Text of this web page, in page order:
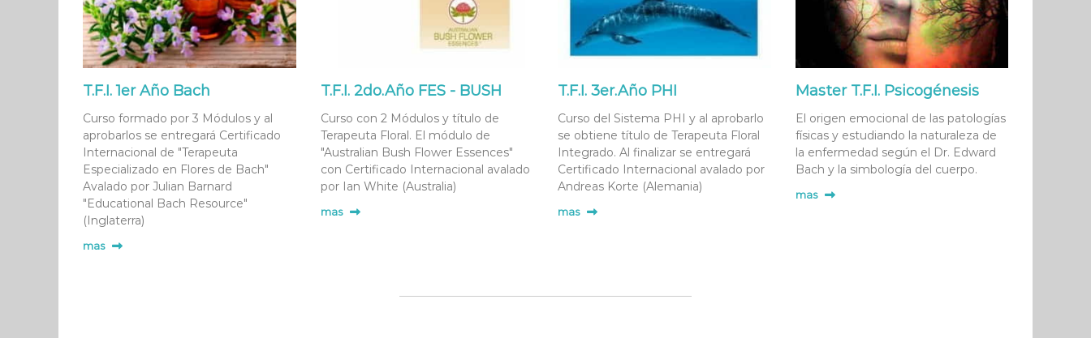
T.F.I. 1er Año Bach
Curso formado por 3 Módulos y al
aprobarlos se entregará Certificado
Internacional de "Terapeuta
Especializado en Flores de Bach"
Avalado por Julian Barnard
"Educational Bach Resource"
(Inglaterra)
mas
T.F.I. 2do.Año FES - BUSH
Curso con 2 Módulos y título de
Terapeuta Floral. El módulo de
"Australian Bush Flower Essences"
con Certificado Internacional avalado
por Ian White (Australia)
mas
T.F.I. 3er.Año PHI
Curso del Sistema PHI y al aprobarlo
se obtiene título de Terapeuta Floral
Integrado. Al finalizar se entregará
Certificado Internacional avalado por
Andreas Korte (Alemania)
mas
Master T.F.I. Psicogénesis
El origen emocional de las patologías
físicas y estudiando la naturaleza de
la enfermedad según el Dr. Edward
Bach y la simbología del cuerpo.
mas